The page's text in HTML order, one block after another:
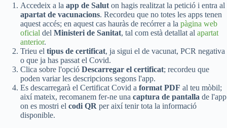
Accedeix a la app de Salut on hagis realitzat la petició i entra al
apartat de vacunacions. Recordeu que no totes les apps tenen
aquest accés; en aquest cas hauràs de recórrer a la pàgina web
oficial del Ministeri de Sanitat, tal com està detallat al apartat
anterior.
Trieu el tipus de certificat, ja sigui el de vacunat, PCR negativa
o que ja has passat el Covid.
Clica sobre l'opció Descarregar el certificat; recordeu que
poden variar les descripcions segons l'app.
Es descarregarà el Certificat Covid a format PDF al teu mòbil;
així mateix, recomanem fer-ne una captura de pantalla de l'app
on es mostri el codi QR per així tenir tota la informació
disponible.